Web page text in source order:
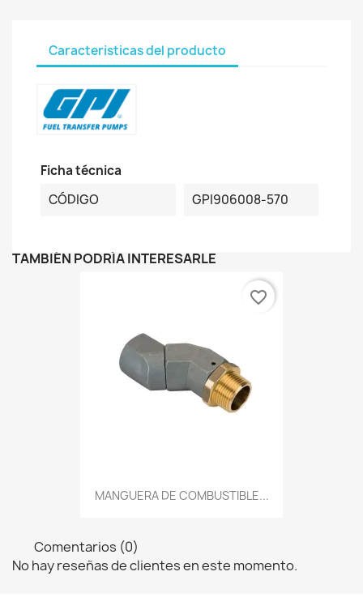
Caracteristicas del producto
Ficha técnica
CÓDIGO
GPI906008-570
TAMBIÉN PODRÍA INTERESARLE
MANGUERA DE COMBUSTIBLE...
favorite_border
Comentarios (0)
No hay reseñas de clientes en este momento.